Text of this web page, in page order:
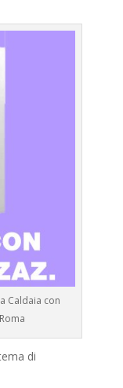
Caldaia con
di